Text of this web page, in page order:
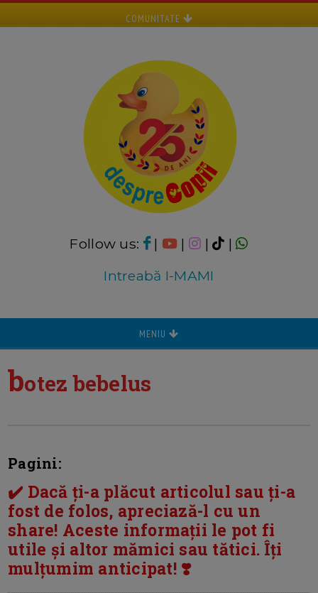
COMUNITATE
Follow us: | | |
|
Intreabă I-MAMI
MENIU
botez bebelus
Pagini:
✔️ Dacă ți-a plăcut articolul sau ți-a
fost de folos, apreciază-l cu un
share! Aceste informații le pot fi
utile și altor mămici sau tătici. Îți
mulțumim anticipat! ❣️